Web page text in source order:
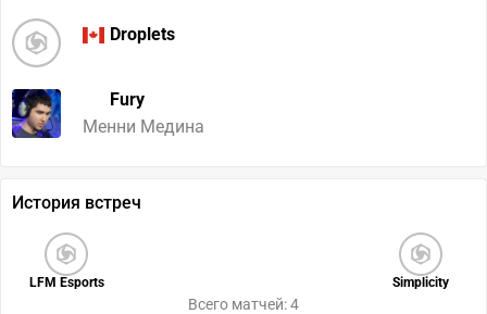
Droplets
Fury
Менни Медина
История встреч
LFM Esports Simplicity
Всего матчей: 4